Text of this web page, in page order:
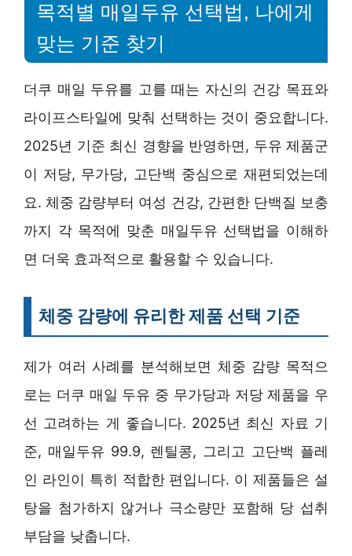
목적별 매일두유 선택법, 나에게
맞는 기준 찾기
더쿠 매일 두유를 고를 때는 자신의 건강 목표와
라이프스타일에 맞춰 선택하는 것이 중요합니다.
2025년 기준 최신 경향을 반영하면, 두유 제품군
이 저당, 무가당, 고단백 중심으로 재편되었는데
요. 체중 감량부터 여성 건강, 간편한 단백질 보충
까지 각 목적에 맞춘 매일두유 선택법을 이해하
면 더욱 효과적으로 활용할 수 있습니다.
체중 감량에 유리한 제품 선택 기준
제가 여러 사례를 분석해보면 체중 감량 목적으
로는 더쿠 매일 두유 중 무가당과 저당 제품을 우
선 고려하는 게 좋습니다. 2025년 최신 자료 기
준, 매일두유 99.9, 렌틸콩, 그리고 고단백 플레
인 라인이 특히 적합한 편입니다. 이 제품들은 설
탕을 첨가하지 않거나 극소량만 포함해 당 섭취
부담을 낮춥니다.